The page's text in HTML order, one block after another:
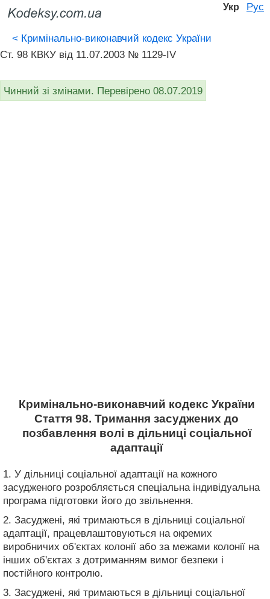
Укр Рус
< Кримінально-виконавчий кодекс України
Ст. 98 КВКУ від 11.07.2003 № 1129-IV
Чинний зі змінами. Перевірено 08.07.2019
Кримінально-виконавчий кодекс України
Стаття 98. Тримання засуджених до
позбавлення волі в дільниці соціальної
адаптації
1. У дільниці соціальної адаптації на кожного
засудженого розробляється спеціальна індивідуальна
програма підготовки його до звільнення.
2. Засуджені, які тримаються в дільниці соціальної
адаптації, працевлаштовуються на окремих
виробничих об'єктах колонії або за межами колонії на
інших об'єктах з дотриманням вимог безпеки і
постійного контролю.
3. Засуджені, які тримаються в дільниці соціальної